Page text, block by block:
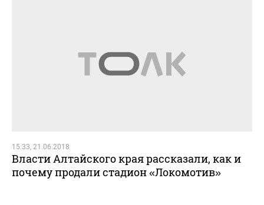
15:33, 21.06.2018
Власти Алтайского края рассказали, как и
почему продали стадион «Локомотив»